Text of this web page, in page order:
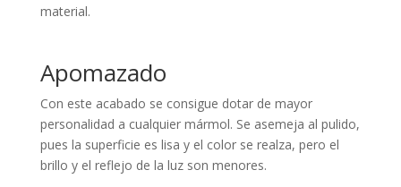
material.
Apomazado
Con este acabado se consigue dotar de mayor
personalidad a cualquier mármol. Se asemeja al pulido,
pues la superficie es lisa y el color se realza, pero el
brillo y el reflejo de la luz son menores.